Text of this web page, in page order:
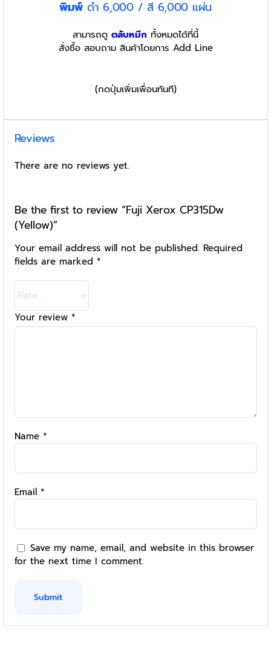
พิมพ์ ดำ 6,000 / สี 6,000 แผ่น
สามารถดู ตลับหมึก ทั้งหมดได้ที่นี้
สั่งซื้อ สอบถาม สินค้าโดยการ Add Line
(กดปุ่มเพิ่มเพื่อนทันที)
Reviews
There are no reviews yet.
Be the first to review “Fuji Xerox CP315Dw
(Yellow)”
Your email address will not be published. Required
fields are marked *
Your review *
Name *
Email *
Save my name, email, and website in this browser
for the next time I comment.